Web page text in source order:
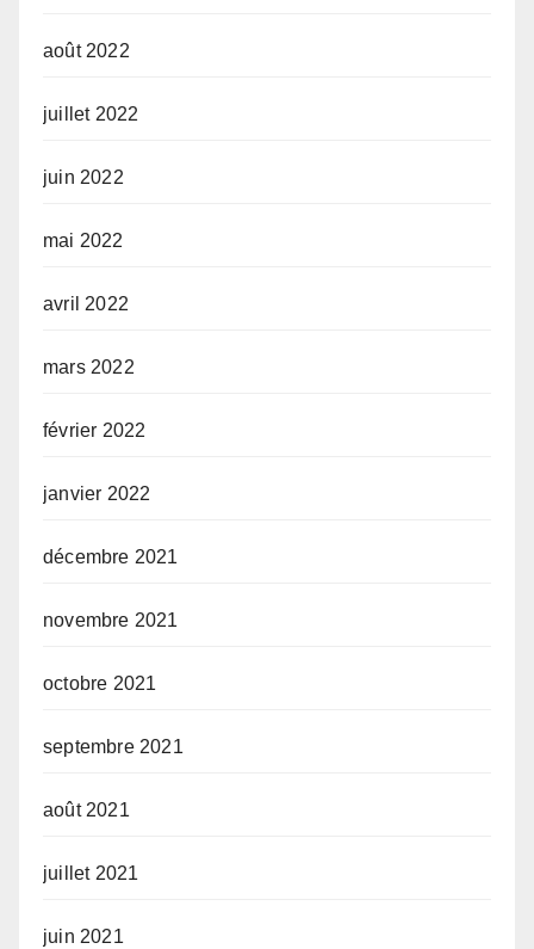
août 2022
juillet 2022
juin 2022
mai 2022
avril 2022
mars 2022
février 2022
janvier 2022
décembre 2021
novembre 2021
octobre 2021
septembre 2021
août 2021
juillet 2021
juin 2021